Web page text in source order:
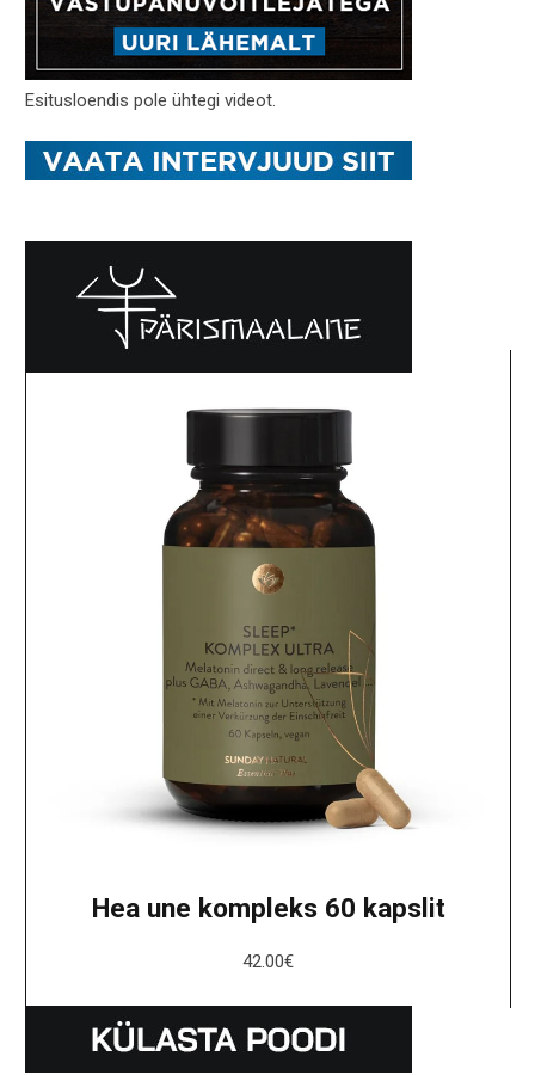
Esitusloendis pole ühtegi videot.
Hea une kompleks 60 kapslit
42.00€